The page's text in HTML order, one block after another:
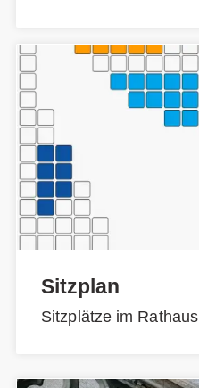
Sitzplan
Sitzplätze im Rathaus